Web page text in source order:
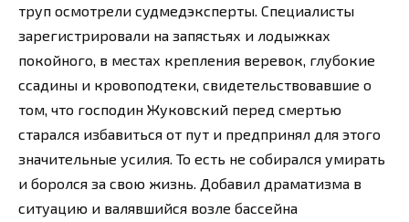
труп осмотрели судмедэксперты. Специалисты
зарегистрировали на запястьях и лодыжках
покойного, в местах крепления веревок, глубокие
ссадины и кровоподтеки, свидетельствовавшие о
том, что господин Жуковский перед смертью
старался избавиться от пут и предпринял для этого
значительные усилия. То есть не собирался умирать
и боролся за свою жизнь. Добавил драматизма в
ситуацию и валявшийся возле бассейна